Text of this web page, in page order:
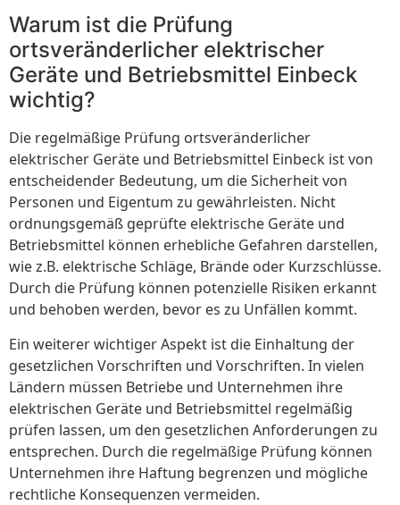
Warum ist die Prüfung
ortsveränderlicher elektrischer
Geräte und Betriebsmittel Einbeck
wichtig?
Die regelmäßige Prüfung ortsveränderlicher
elektrischer Geräte und Betriebsmittel Einbeck ist von
entscheidender Bedeutung, um die Sicherheit von
Personen und Eigentum zu gewährleisten. Nicht
ordnungsgemäß geprüfte elektrische Geräte und
Betriebsmittel können erhebliche Gefahren darstellen,
wie z.B. elektrische Schläge, Brände oder Kurzschlüsse.
Durch die Prüfung können potenzielle Risiken erkannt
und behoben werden, bevor es zu Unfällen kommt.
Ein weiterer wichtiger Aspekt ist die Einhaltung der
gesetzlichen Vorschriften und Vorschriften. In vielen
Ländern müssen Betriebe und Unternehmen ihre
elektrischen Geräte und Betriebsmittel regelmäßig
prüfen lassen, um den gesetzlichen Anforderungen zu
entsprechen. Durch die regelmäßige Prüfung können
Unternehmen ihre Haftung begrenzen und mögliche
rechtliche Konsequenzen vermeiden.